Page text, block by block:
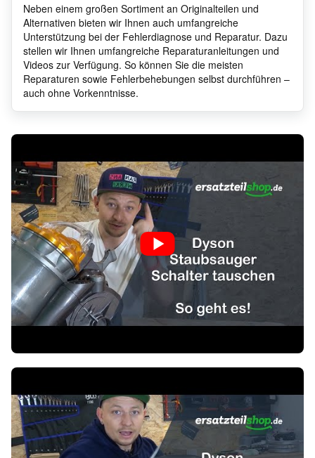
Neben einem großen Sortiment an Originalteilen und
Alternativen bieten wir Ihnen auch umfangreiche
Unterstützung bei der Fehlerdiagnose und Reparatur. Dazu
stellen wir Ihnen umfangreiche Reparaturanleitungen und
Videos zur Verfügung. So können Sie die meisten
Reparaturen sowie Fehlerbehebungen selbst durchführen –
auch ohne Vorkenntnisse.